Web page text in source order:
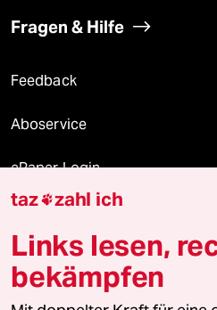
Fragen & Hilfe
Feedback
Aboservice
ePaper Login
Downloads für Abonnierende
© 2026 taz Verlags und
taz zahl ich
Links lesen,
bekämpfen